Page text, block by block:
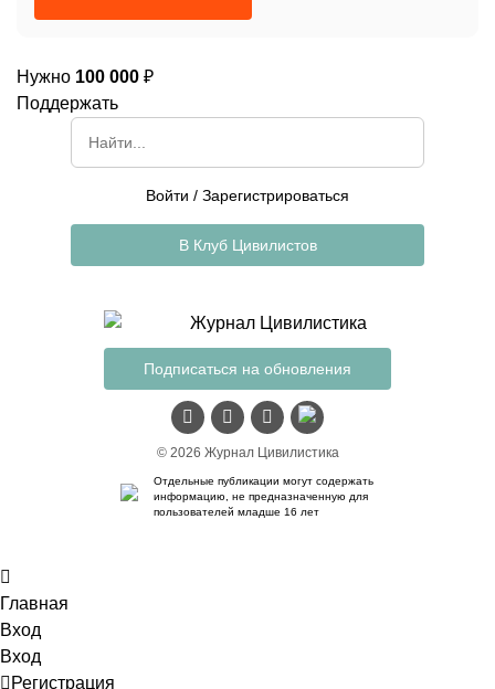
Нужно 100 000 ₽
Поддержать
Подписаться на обновления
© 2026 Журнал Цивилистика
Отдельные публикации могут содержать
информацию, не предназначенную для
пользователей младше 16 лет
Войти / Зарегистрироваться
В Клуб Цивилистов
Главная
Вход
Вход
Регистрация